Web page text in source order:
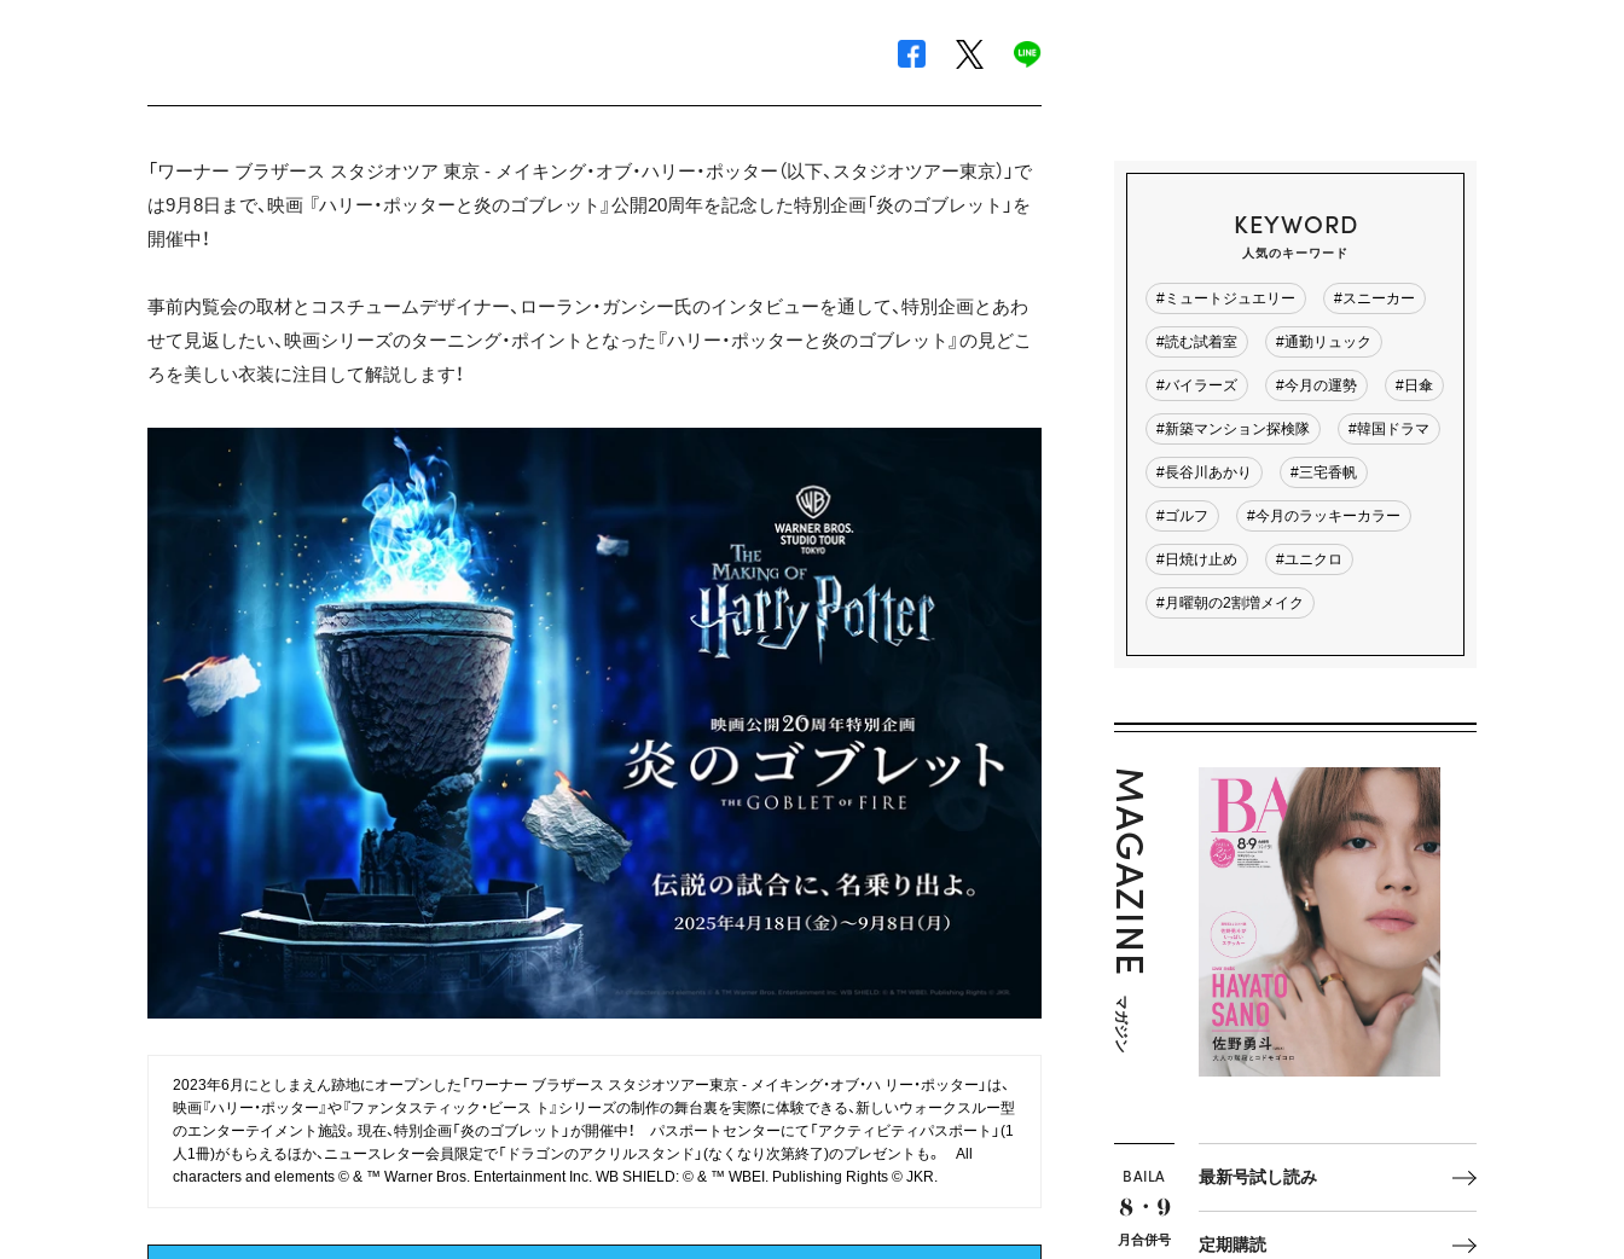
「ワーナー ブラザース スタジオツア 東京 - メイキング・オブ・ハリー・ポッター（以下、スタジオツアー東京）」で
は9月8日まで、映画 『ハリー・ポッターと炎のゴブレット』公開20周年を記念した特別企画「炎のゴブレット」を
開催中！
事前内覧会の取材とコスチュームデザイナー、ローラン・ガンシー氏のインタビューを通して、特別企画とあわ
せて見返したい、映画シリーズのターニング・ポイントとなった『ハリー・ポッターと炎のゴブレット』の見どこ
ろを美しい衣装に注目して解説します！
2023年6月にとしまえん跡地にオープンした「ワーナー ブラザース スタジオツアー東京 ‐ メイキング・オブ・ハ リー・ポッター」は、
映画『ハリー・ポッター』や『ファンタスティック・ビース ト』シリーズの制作の舞台裏を実際に体験できる、新しいウォークスルー型
のエンターテイメント施設。現在、特別企画「炎のゴブレット」が開催中！ パスポートセンターにて「アクティビティパスポート」(1
人1冊)がもらえるほか、ニュースレター会員限定で「ドラゴンのアクリルスタンド」(なくなり次第終了)のプレゼントも。 All
characters and elements © & ™ Warner Bros. Entertainment Inc. WB SHIELD: © & ™ WBEI. Publishing Rights © JKR.
KEYWORD
人気のキーワード
#ミュートジュエリー #スニーカー
#読む試着室 #通勤リュック
#バイラーズ #今月の運勢 #日傘
#新築マンション探検隊 #韓国ドラマ
#長谷川あかり #三宅香帆
#ゴルフ #今月のラッキーカラー
#日焼け止め #ユニクロ
#月曜朝の2割増メイク
MAGAZINE
マガジン
BAILA
8・9
月合併号
最新号試し読み
定期購読